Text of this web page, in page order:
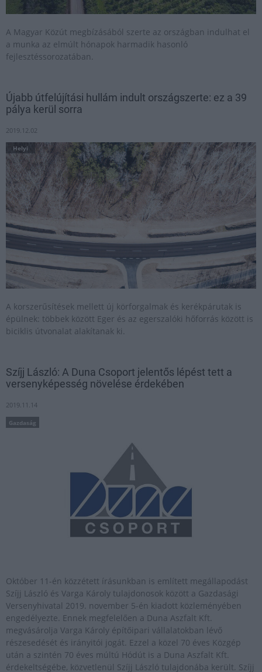
A Magyar Közút megbízásából szerte az országban indulhat el
a munka az elmúlt hónapok harmadik hasonló
fejlesztéssorozatában.
Újabb útfelújítási hullám indult országszerte: ez a 39
pálya kerül sorra
2019.12.02
Helyi
A korszerűsítések mellett új körforgalmak és kerékpárutak is
épülnek: többek között Eger és az egerszalóki hőforrás között is
biciklis útvonalat alakítanak ki.
Szíjj László: A Duna Csoport jelentős lépést tett a
versenyképesség növelése érdekében
2019.11.14
Gazdaság
Október 11-én közzétett írásunkban is említett megállapodást
Szíjj László és Varga Károly tulajdonosok között a Gazdasági
Versenyhivatal 2019. november 5-én kiadott közleményében
engedélyezte. Ennek megfelelően a Duna Aszfalt Kft.
megvásárolja Varga Károly építőipari vállalatokban lévő
részesedését és irányitói jogát. Ezzel a közel 70 éves Közgép
után a szintén 70 éves múltú Hódút is a Duna Aszfalt Kft.
érdekeltségébe, közvetlenül Szíjj László tulajdonába került. Szíjj